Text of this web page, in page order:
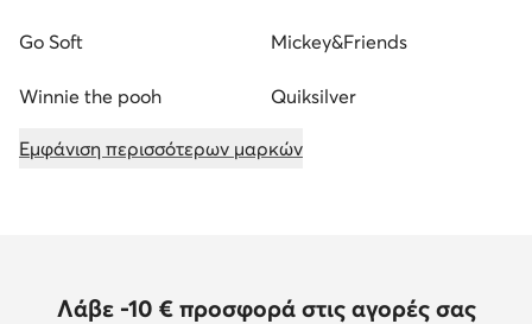
Go Soft Mickey&Friends
Winnie the pooh Quiksilver
Εμφάνιση περισσότερων μαρκών
Λάβε -10 € προσφορά στις αγορές σας